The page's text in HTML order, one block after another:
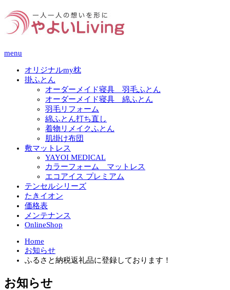
menu
オリジナルmy枕
掛ふとん
オーダーメイド寝具 羽毛ふとん
オーダーメイド寝具 綿ふとん
羽毛リフォーム
綿ふとん打ち直し
着物リメイクふとん
肌掛け布団
敷マットレス
YAYOI MEDICAL
カラーフォーム マットレス
エコアイス プレミアム
テンセルシリーズ
たきイオン
価格表
メンテナンス
OnlineShop
Home
お知らせ
ふるさと納税返礼品に登録しております！
お知らせ